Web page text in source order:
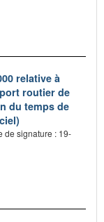
relative à
routier de
du temps de
de signature : 19-